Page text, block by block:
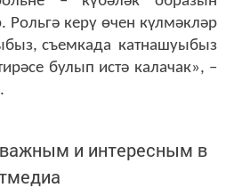
керү өчен күлмәкләр
съемкада катнашуыбыз
булып истә калачак», –
и интересным в